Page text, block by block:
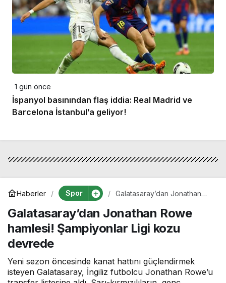
1 gün önce
İspanyol basınından flaş iddia: Real Madrid ve
Barcelona İstanbul’a geliyor!
Haberler Spor
Galatasaray’dan Jonathan
Ligi kozu devrede
Galatasaray’dan Jonathan Rowe
hamlesi! Şampiyonlar Ligi kozu
devrede
Yeni sezon öncesinde kanat hattını güçlendirmek
isteyen Galatasaray, İngiliz futbolcu Jonathan Rowe’u